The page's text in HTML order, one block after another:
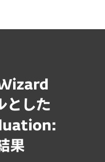
とした
果